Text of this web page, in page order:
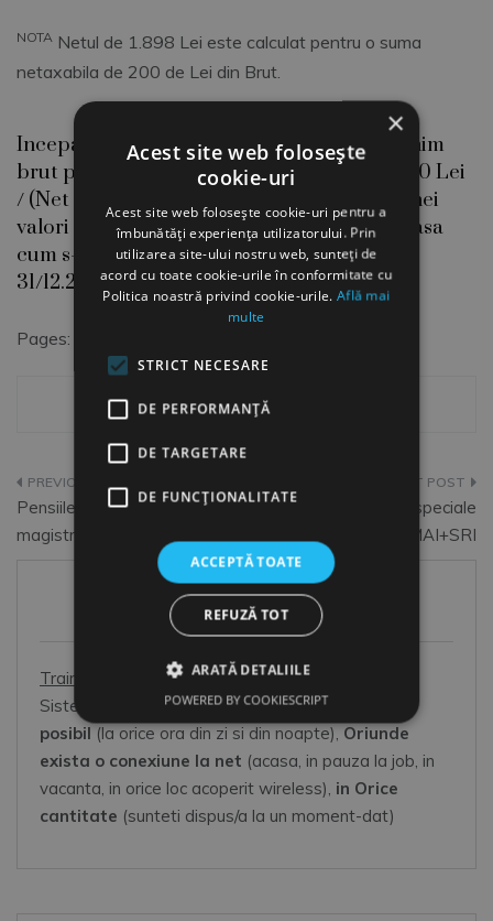
NOTA Netul de 1.898 Lei este calculat pentru o suma
netaxabila de 200 de Lei din Brut.
Incepand cu IAN. 2022, salariul de baza minim
brut pe tara garantat in plata a devenit 2550 Lei
/ (Net 1524 Lei). S-a renuntat la utilizarea unei
valori mai mari pentru studiile superioare, asa
cum s-a procedat in perioada 1.01.2019 –
31/12.2021.
Pages:
Navigare
în
Pensiile speciale ale
magistratilor
Pensiile speciale
MApN+MAI+SRI
HR Shop
Training online HR
Sistem online de dezvoltare OOO:Oricand este
posibil (la orice ora din zi si din noapte), Oriunde
exista o conexiune la net (acasa, in pauza la job, in
vacanta, in orice loc acoperit wireless), in Orice
cantitate (sunteti dispus/a la un moment-dat)
×
Acest site web folosește
cookie-uri
Acest site web folosește cookie-uri pentru a
îmbunătăți experiența utilizatorului. Prin
utilizarea site-ului nostru web, sunteți de
acord cu toate cookie-urile în conformitate cu
Politica noastră privind cookie-urile.Află mai
multe
STRICT NECESARE
DE PERFORMANȚĂ
DE TARGETARE
DE FUNCŢIONALITATE
ACCEPTĂ TOATE
REFUZĂ TOT
ARATĂ DETALIILE
POWERED BY COOKIESCRIPT